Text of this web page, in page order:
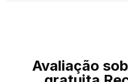
Avaliação